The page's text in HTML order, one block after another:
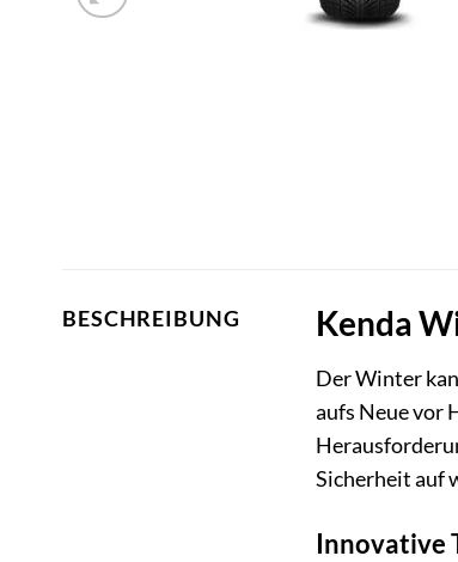
BESCHREIBUNG Kenda
Der Winter
aufs Neue vor
Sicherheit auf
Innovative